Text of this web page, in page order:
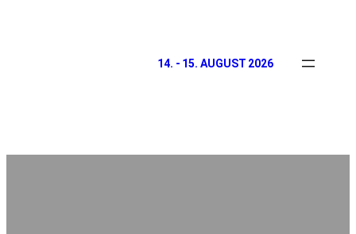
14. - 15. AUGUST 2026